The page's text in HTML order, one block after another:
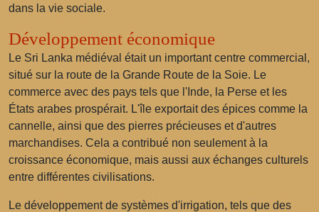
dans la vie sociale.
Développement économique
Le Sri Lanka médiéval était un important centre commercial,
situé sur la route de la Grande Route de la Soie. Le
commerce avec des pays tels que l'Inde, la Perse et les
États arabes prospérait. L'île exportait des épices comme la
cannelle, ainsi que des pierres précieuses et d'autres
marchandises. Cela a contribué non seulement à la
croissance économique, mais aussi aux échanges culturels
entre différentes civilisations.
Le développement de systèmes d'irrigation, tels que des